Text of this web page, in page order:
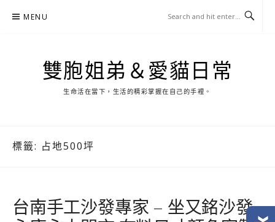
MENU
雙胞姐弟＆愛貓日常
生命活在當下，生活的精彩掌握在自己的手裡。
標籤: 占地500坪
台南手工沙發專家 – 坐又銘沙發